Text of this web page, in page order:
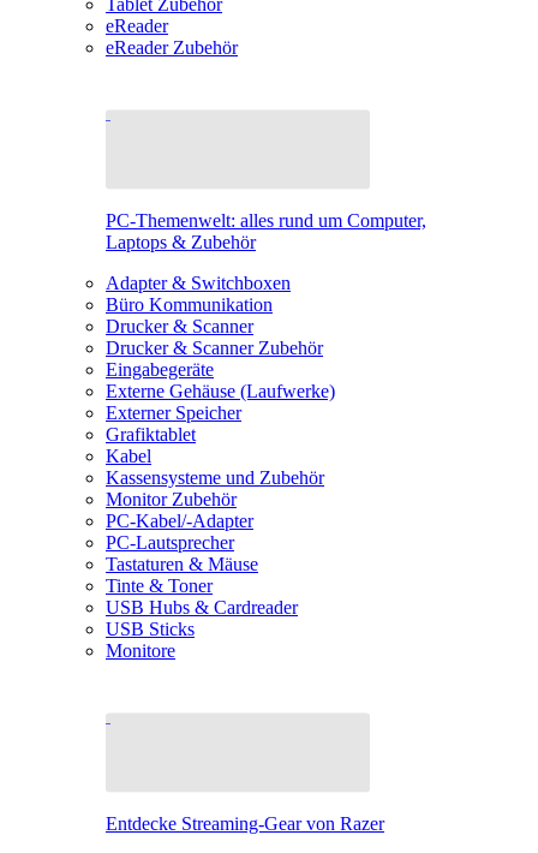
Tablet Zubehör
eReader
eReader Zubehör
PC-Themenwelt: alles rund um Computer,
Laptops & Zubehör
Adapter & Switchboxen
Büro Kommunikation
Drucker & Scanner
Drucker & Scanner Zubehör
Eingabegeräte
Externe Gehäuse (Laufwerke)
Externer Speicher
Grafiktablet
Kabel
Kassensysteme und Zubehör
Monitor Zubehör
PC-Kabel/-Adapter
PC-Lautsprecher
Tastaturen & Mäuse
Tinte & Toner
USB Hubs & Cardreader
USB Sticks
Monitore
Entdecke Streaming-Gear von Razer